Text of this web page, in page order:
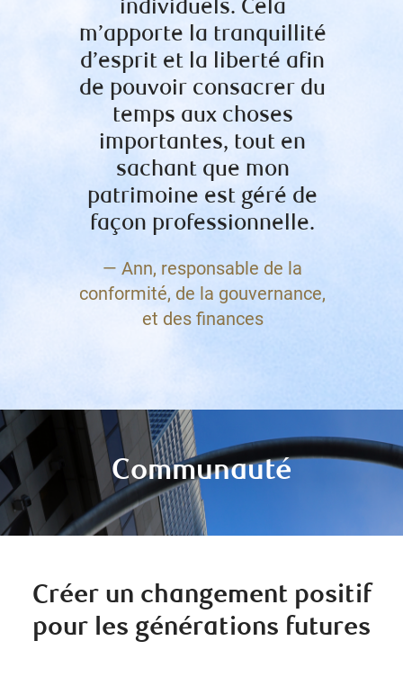
individuels. Cela
m’apporte la tranquillité
d’esprit et la liberté afin
de pouvoir consacrer du
temps aux choses
importantes, tout en
sachant que mon
patrimoine est géré de
façon professionnelle.
— Ann, responsable de la
conformité, de la gouvernance,
et des finances
Communauté
Créer un changement positif
pour les générations futures